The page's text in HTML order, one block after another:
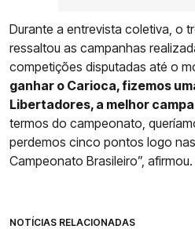
Durante a entrevista coletiva, o
ressaltou as campanhas
competições disputadas até o
ganhar o Carioca, fizemos
Libertadores, a melhor
termos do campeonato,
perdemos cinco pontos logo
Campeonato Brasileiro”, afirmou.
NOTÍCIAS RELACIONADAS